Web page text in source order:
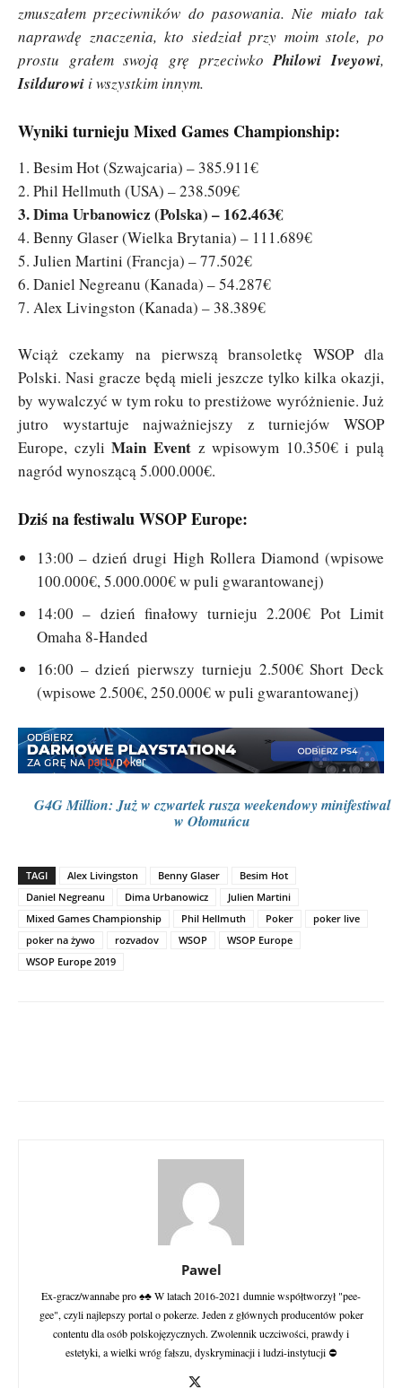
zmuszałem przeciwników do pasowania. Nie miało tak
naprawdę znaczenia, kto siedział przy moim stole, po
prostu grałem swoją grę przeciwkoPhilowi Iveyowi,
Isildurowi i wszystkim innym.
Wyniki turnieju Mixed Games Championship:
1. Besim Hot (Szwajcaria) – 385.911€
2. Phil Hellmuth (USA) – 238.509€
3. Dima Urbanowicz (Polska) – 162.463€
4. Benny Glaser (Wielka Brytania) – 111.689€
5. Julien Martini (Francja) – 77.502€
6. Daniel Negreanu (Kanada) – 54.287€
7. Alex Livingston (Kanada) – 38.389€
Wciąż czekamy na pierwszą bransoletkę WSOP dla
Polski. Nasi gracze będą mieli jeszcze tylko kilka okazji,
by wywalczyć w tym roku to prestiżowe wyróżnienie. Już
jutro wystartuje najważniejszy z turniejów WSOP
Europe, czyliMain Eventz wpisowym 10.350€ i pulą
nagród wynoszącą 5.000.000€.
Dziś na festiwalu WSOP Europe:
13:00 – dzień drugi High Rollera Diamond (wpisowe
100.000€, 5.000.000€ w puli gwarantowanej)
14:00 – dzień finałowy turnieju 2.200€ Pot Limit
Omaha 8-Handed
16:00 – dzień pierwszy turnieju 2.500€ Short Deck
(wpisowe 2.500€, 250.000€ w puli gwarantowanej)
G4G Million: Już w czwartek rusza weekendowy minifestiwal
w Ołomuńcu
TAGI Alex Livingston Benny Glaser
Besim Hot
Daniel Negreanu
Dima Urbanowicz
Julien Martini
Mixed Games Championship
Phil Hellmuth Poker
poker live
poker na żywo
rozvadov WSOP
WSOP Europe
WSOP Europe 2019
Pawel
Ex-gracz/wannabe pro ♠♣ W latach 2016-2021 dumnie współtworzył "pee-
gee", czyli najlepszy portal o pokerze. Jeden z głównych producentów poker
contentu dla osób polskojęzycznych. Zwolennik uczciwości, prawdy i
estetyki, a wielki wróg fałszu, dyskryminacji i ludzi-instytucji ⛔